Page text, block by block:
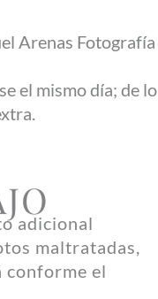
Arenas Fotografía
el mismo día; de lo
adicional
maltratadas,
conforme el